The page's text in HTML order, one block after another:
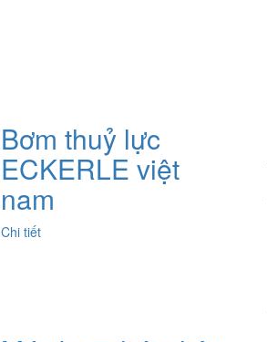
Bơm thuỷ lực
ECKERLE việt
nam
Chi tiết